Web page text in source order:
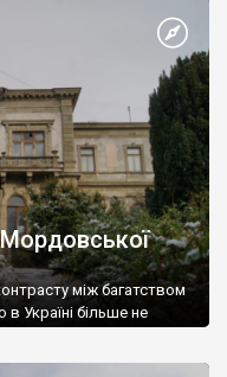
між багатством
Україні більше не